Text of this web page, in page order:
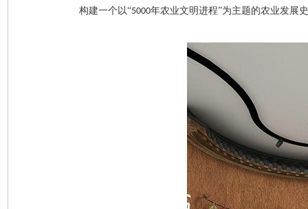
构建一个以“5000年农业文明进程”为主题的农业发展